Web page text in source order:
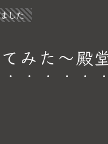
した
みた～殿